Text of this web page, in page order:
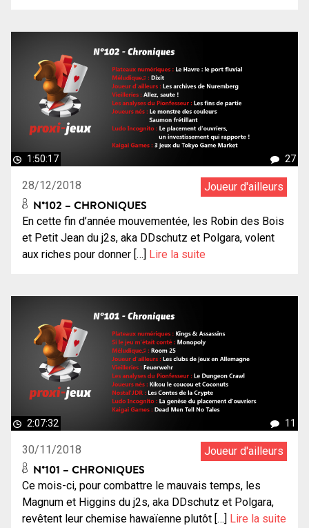
1:50:17 27
28/12/2018 Joueur d'ailleurs
N°102 – CHRONIQUES
En cette fin d’année mouvementée, les Robin des Bois
et Petit Jean du j2s, aka DDschutz et Polgara, volent
aux riches pour donner […]
Lire la suite
2:07:32 11
30/11/2018 Joueur d'ailleurs
N°101 – CHRONIQUES
Ce mois-ci, pour combattre le mauvais temps, les
Magnum et Higgins du j2s, aka DDschutz et Polgara,
revêtent leur chemise hawaïenne plutôt […]
Lire la suite